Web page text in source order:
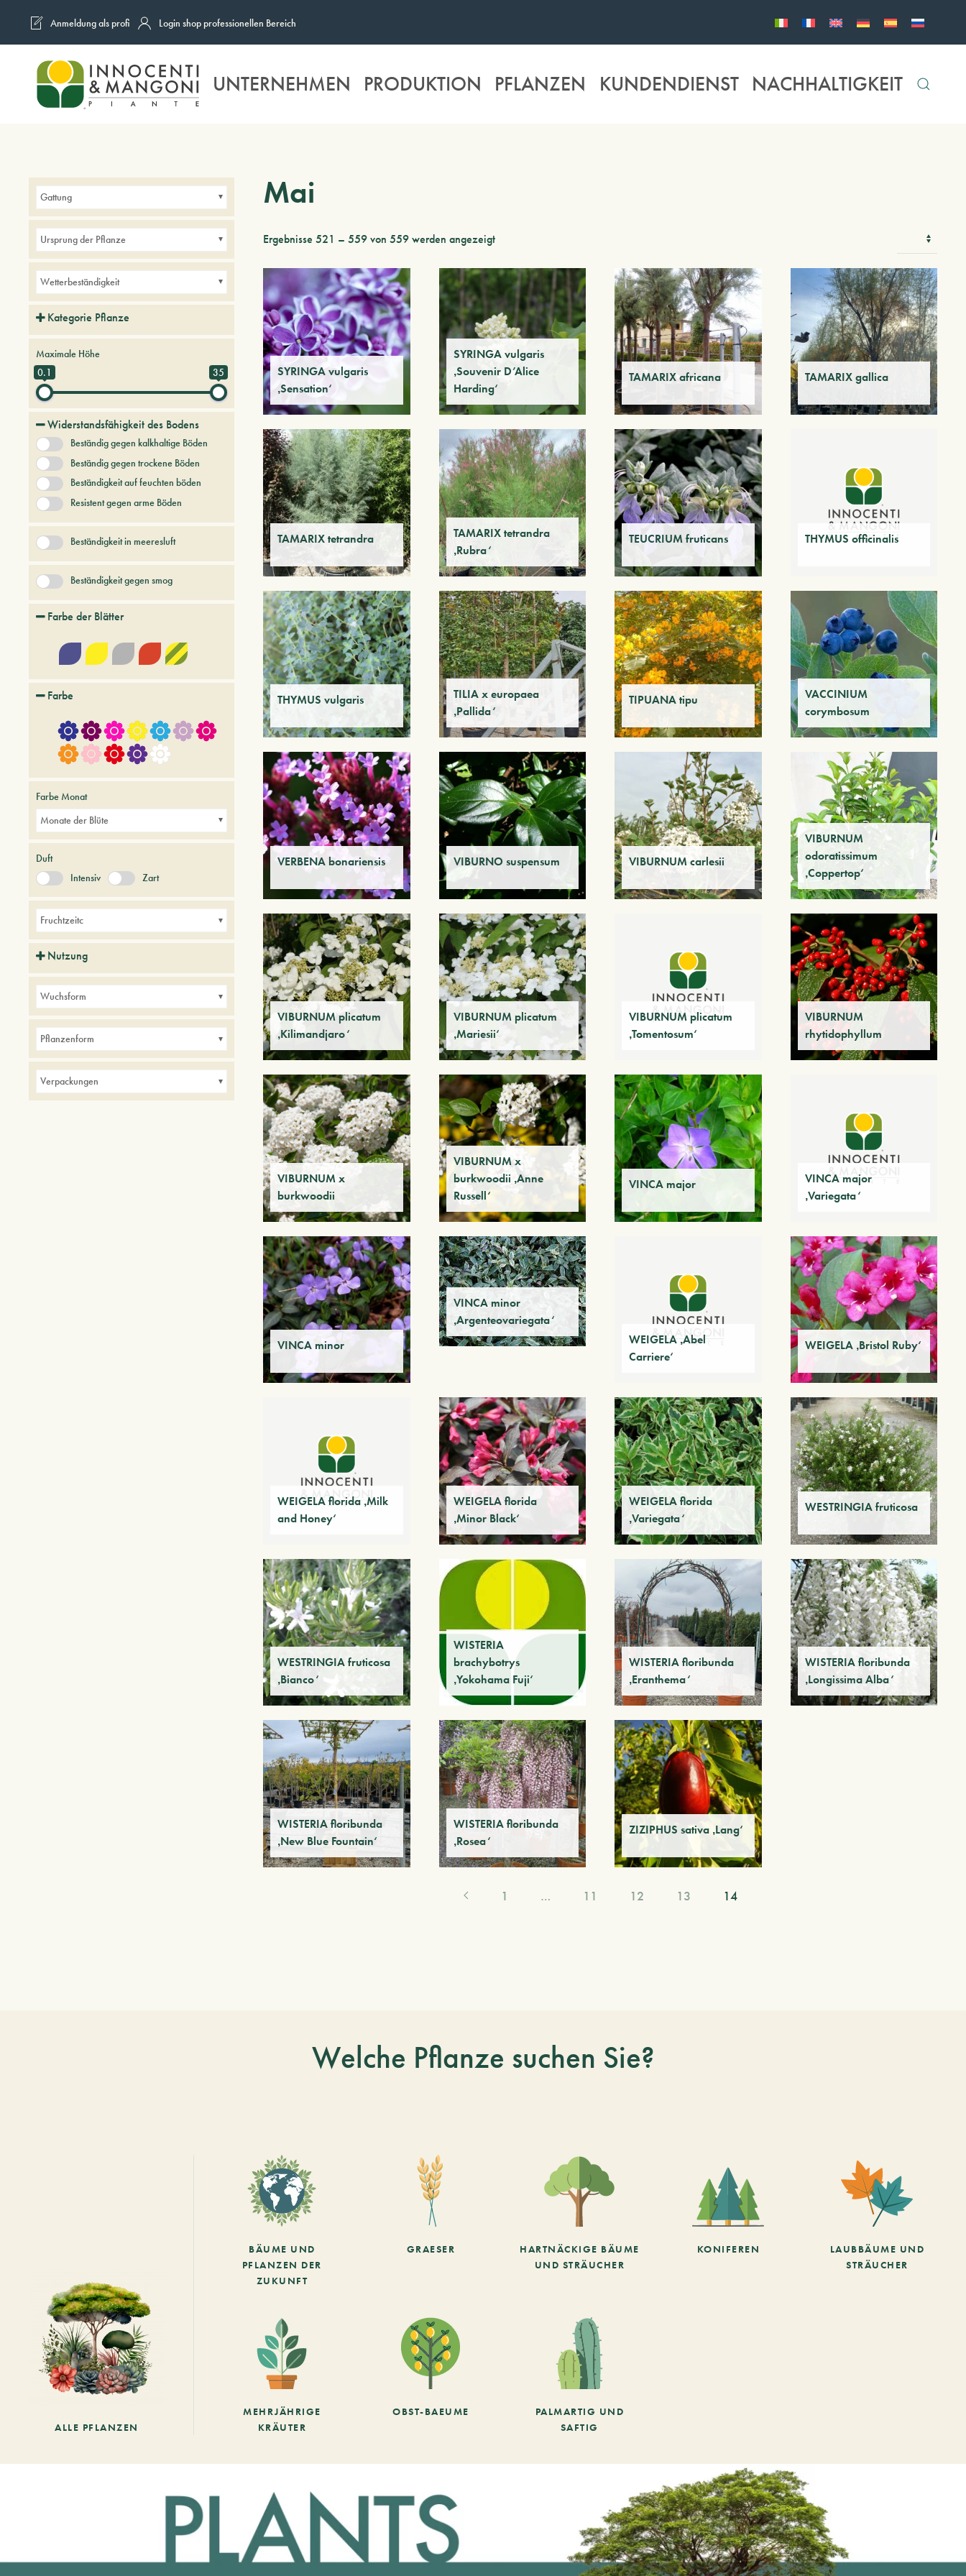
Skip to main content
Anmeldung als profi Login shop professionellen Bereich
UNTERNEHMEN PRODUKTION PFLANZEN KUNDENDIENST NACHHALTIGKEIT
Mai
Ergebnisse 521 – 559 von 559 werden angezeigt
SYRINGA vulgaris
‚Sensation‘
SYRINGA vulgaris
‚Souvenir D’Alice
Harding‘
TAMARIX africana TAMARIX gallica
TAMARIX tetrandra
TAMARIX tetrandra
‚Rubra‘
TEUCRIUM fruticans THYMUS officinalis
THYMUS vulgaris
TILIA x europaea
‚Pallida‘
TIPUANA tipu
VACCINIUM
corymbosum
VERBENA bonariensis VIBURNO suspensum VIBURNUM carlesii
VIBURNUM
odoratissimum
‚Coppertop‘
VIBURNUM plicatum
‚Kilimandjaro‘
VIBURNUM plicatum
‚Mariesii‘
VIBURNUM plicatum
‚Tomentosum‘
VIBURNUM
rhytidophyllum
VIBURNUM x
burkwoodii
VIBURNUM x
burkwoodii ‚Anne
Russell‘
VINCA major
VINCA major
‚Variegata‘
VINCA minor
VINCA minor
‚Argenteovariegata‘
WEIGELA ‚Abel
Carriere‘
WEIGELA ‚Bristol Ruby‘
WEIGELA florida ‚Milk
and Honey‘
WEIGELA florida
‚Minor Black‘
WEIGELA florida
‚Variegata‘
WESTRINGIA fruticosa
WESTRINGIA fruticosa
‚Bianco‘
WISTERIA
brachybotrys
‚Yokohama Fuji‘
WISTERIA floribunda
‚Eranthema‘
WISTERIA floribunda
‚Longissima Alba‘
WISTERIA floribunda
‚New Blue Fountain‘
WISTERIA floribunda
‚Rosea‘
ZIZIPHUS sativa ‚Lang‘
1 … 11 12 13 14
Gattung
Ursprung der Pflanze
Wetterbeständigkeit
Kategorie Pflanze
Graeser
Hartnäckige Bäume und Sträucher
keine Kategorie
Koniferen
+ Mehr anzeigen
Maximale Höhe
0.1
35
Widerstandsfähigkeit des Bodens
Beständig gegen kalkhaltige Böden
Beständig gegen trockene Böden
Beständigkeit auf feuchten böden
Resistent gegen arme Böden
Beständigkeit in meeresluft
Beständigkeit gegen smog
Farbe der Blätter
Farbe
Farbe Monat
Monate der Blüte
Duft
Intensiv
Zart
Fruchtzeitc
Nutzung
im Innen
Kleine Gärten Parks
Wuchsform
Pflanzenform
Verpackungen
Welche Pflanze suchen Sie?
ALLE PFLANZEN
BÄUME UND
PFLANZEN DER
ZUKUNFT
GRAESER
HARTNÄCKIGE BÄUME
UND STRÄUCHER
KONIFEREN
LAUBBÄUME UND
STRÄUCHER
MEHRJÄHRIGE
KRÄUTER
OBST-BAEUME
PALMARTIG UND
SAFTIG